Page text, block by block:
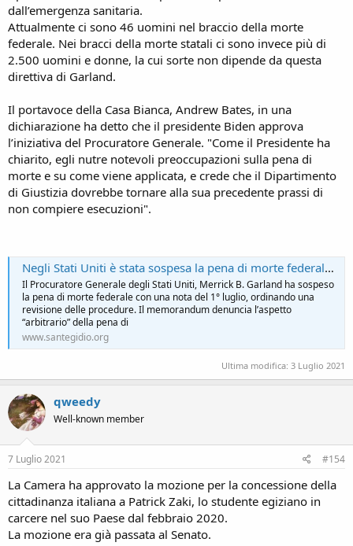
dall’emergenza sanitaria.
Attualmente ci sono 46 uomini nel braccio della morte
federale. Nei bracci della morte statali ci sono invece più di
2.500 uomini e donne, la cui sorte non dipende da questa
direttiva di Garland.
Il portavoce della Casa Bianca, Andrew Bates, in una
dichiarazione ha detto che il presidente Biden approva
l’iniziativa del Procuratore Generale. "Come il Presidente ha
chiarito, egli nutre notevoli preoccupazioni sulla pena di
morte e su come viene applicata, e crede che il Dipartimento
di Giustizia dovrebbe tornare alla sua precedente prassi di
non compiere esecuzioni".
Negli Stati Uniti è stata sospesa la pena di morte federale - NEWS - COMUNITÀ DI SANT'EGIDIO
Il Procuratore Generale degli Stati Uniti, Merrick B. Garland ha sospeso
la pena di morte federale con una nota del 1° luglio, ordinando una
revisione delle procedure. Il memorandum denuncia l’aspetto
“arbitrario” della pena di
www.santegidio.org
Ultima modifica: 3 Luglio 2021
qweedy
Well-known member
7 Luglio 2021 #154
La Camera ha approvato la mozione per la concessione della
cittadinanza italiana a Patrick Zaki, lo studente egiziano in
carcere nel suo Paese dal febbraio 2020.
La mozione era già passata al Senato.